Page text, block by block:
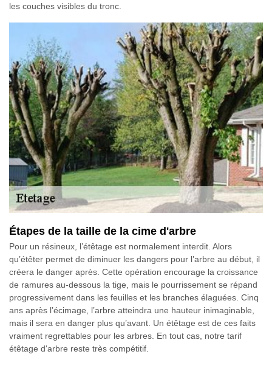
les couches visibles du tronc.
Étapes de la taille de la cime d'arbre
Pour un résineux, l’étêtage est normalement interdit. Alors
qu’étêter permet de diminuer les dangers pour l’arbre au début, il
créera le danger après. Cette opération encourage la croissance
de ramures au-dessous la tige, mais le pourrissement se répand
progressivement dans les feuilles et les branches élaguées. Cinq
ans après l’écimage, l’arbre atteindra une hauteur inimaginable,
mais il sera en danger plus qu’avant. Un étêtage est de ces faits
vraiment regrettables pour les arbres. En tout cas, notre tarif
étêtage d'arbre reste très compétitif.